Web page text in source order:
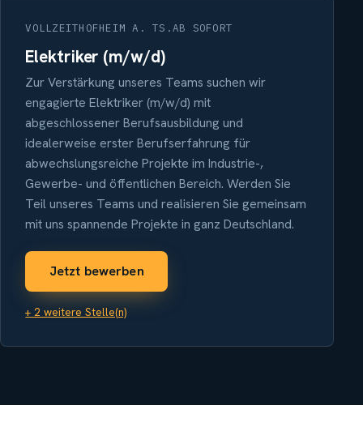
VOLLZEITHOFHEIM A. TS. AB SOFORT
Elektriker (m/w/d)
Zur Verstärkung unseres Teams suchen wir
engagierte Elektriker (m/w/d) mit
abgeschlossener Berufsausbildung und
idealerweise erster Berufserfahrung für
abwechslungsreiche Projekte im Industrie-,
Gewerbe- und öffentlichen Bereich. Werden Sie
Teil unseres Teams und realisieren Sie gemeinsam
mit uns spannende Projekte in ganz Deutschland.
Jetzt bewerben
+ 2 weitere Stelle(n)